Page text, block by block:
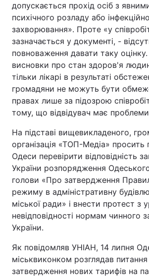
допускається прохід осіб з
психічного розладу або
захворювання». Проте «у
зазначається у документі, -
повноваження давати таку
висновки про стан здоров'я
тільки лікарі в результаті
громадяни не можуть бути
правах лише за підозрою
тому, що відвідувач має
На підставі вищевикладеного,
організація «ТОП-Медіа» просить
Одеси перевірити відповідність
України розпорядження
голови «Про затвердження
режиму в адміністративну
міської ради» і внести протест з
невідповідності нормам чинного
України.
Як повідомляв УНІАН, 14 липня
міськвиконком розглядав
затвердження нових тарифів на